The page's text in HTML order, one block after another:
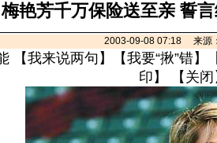
梅艳芳千万保险送至亲 誓
2003-09-08 07:18 来源
【我来说两句 】【我要“揪”错】
印 】 【 关闭